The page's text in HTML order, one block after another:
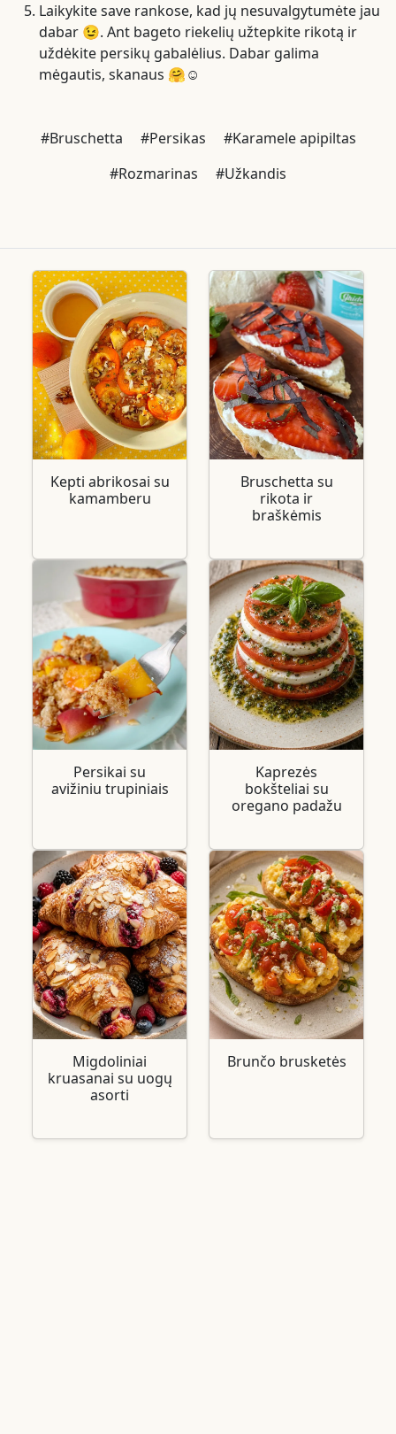
Laikykite save rankose, kad jų nesuvalgytumėte jau
dabar 😉. Ant bageto riekelių užtepkite rikotą ir
uždėkite persikų gabalėlius. Dabar galima
mėgautis, skanaus 🤗☺️
#Bruschetta #Persikas
#Karamele apipiltas
#Rozmarinas
#Užkandis
Kepti abrikosai su
kamamberu
Bruschetta su
rikota ir
braškėmis
Persikai su
avižiniu trupiniais
Kaprezės
bokšteliai su
oregano padažu
Migdoliniai
kruasanai su uogų
asorti
Brunčo brusketės